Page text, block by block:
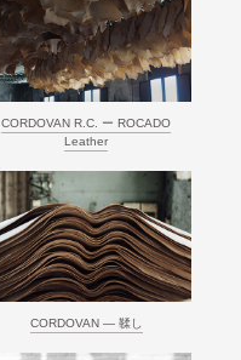
CORDOVAN R.C. ー ROCADO
Leather
CORDOVAN ― 鞣し